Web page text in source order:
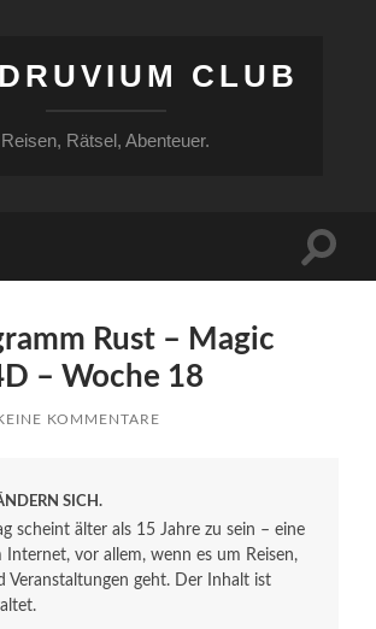
CLUB
Reisen, Rätsel, Abenteuer.
Rust – Magic
– Woche 18
KOMMENTARE
SICH.
scheint älter als 15 Jahre zu sein – eine
Internet, vor allem, wenn es um Reisen,
Veranstaltungen geht. Der Inhalt ist